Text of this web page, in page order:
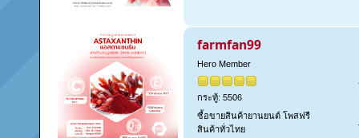
farmfan99
Hero Member
กระทู้: 5506
ซื้อขายสินค้ายานยนต์ โพสฟรี
สินค้าทั่วไทย